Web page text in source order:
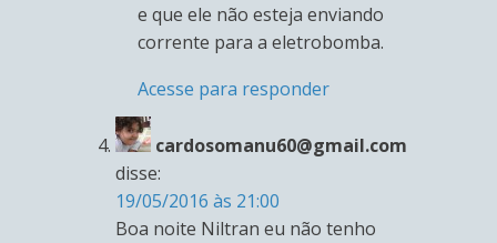
e que ele não esteja enviando
corrente para a eletrobomba.
Acesse para responder
cardosomanu60@gmail.com
disse:
19/05/2016 às 21:00
Boa noite Niltran eu não tenho